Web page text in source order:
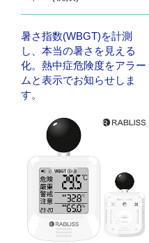
暑さ指数(WBGT)を計測
し、本当の暑さを見える
化。熱中症危険度をアラー
ムと表示でお知らせしま
す。